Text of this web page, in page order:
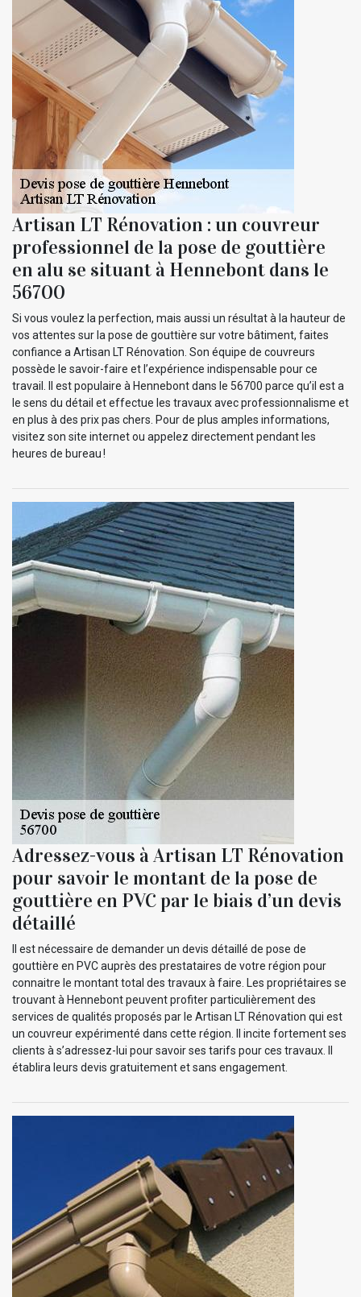
Artisan LT Rénovation : un couvreur
professionnel de la pose de gouttière
en alu se situant à Hennebont dans le
56700
Si vous voulez la perfection, mais aussi un résultat à la hauteur de
vos attentes sur la pose de gouttière sur votre bâtiment, faites
confiance a Artisan LT Rénovation. Son équipe de couvreurs
possède le savoir-faire et l’expérience indispensable pour ce
travail. Il est populaire à Hennebont dans le 56700 parce qu’il est a
le sens du détail et effectue les travaux avec professionnalisme et
en plus à des prix pas chers. Pour de plus amples informations,
visitez son site internet ou appelez directement pendant les
heures de bureau !
Adressez-vous à Artisan LT Rénovation
pour savoir le montant de la pose de
gouttière en PVC par le biais d’un devis
détaillé
Il est nécessaire de demander un devis détaillé de pose de
gouttière en PVC auprès des prestataires de votre région pour
connaitre le montant total des travaux à faire. Les propriétaires se
trouvant à Hennebont peuvent profiter particulièrement des
services de qualités proposés par le Artisan LT Rénovation qui est
un couvreur expérimenté dans cette région. Il incite fortement ses
clients à s’adressez-lui pour savoir ses tarifs pour ces travaux. Il
établira leurs devis gratuitement et sans engagement.